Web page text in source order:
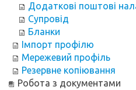
Додаткові поштові
Супровід
Бланки
Імпорт профілю
Мережевий профіль
Резервне копіювання
Робота з документами